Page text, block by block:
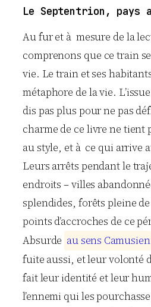
Le Septentrion, pays
Au fur et à mesure de la
comprenons que ce train
vie. Le train et ses
métaphore de la vie.
dis pas plus pour ne pas
charme de ce livre ne tient
au style, et à ce qui arrive
Leurs arrêts pendant le
endroits – villes
splendides, forêts pleine
points d’accroches de ce
Absurde au sens Camusien
fuite aussi, et leur volonté
fait leur identité et leur
l’ennemi qui les